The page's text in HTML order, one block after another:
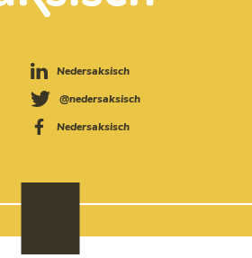
Nedersaksisch
@nedersaksisch
Nedersaksisch